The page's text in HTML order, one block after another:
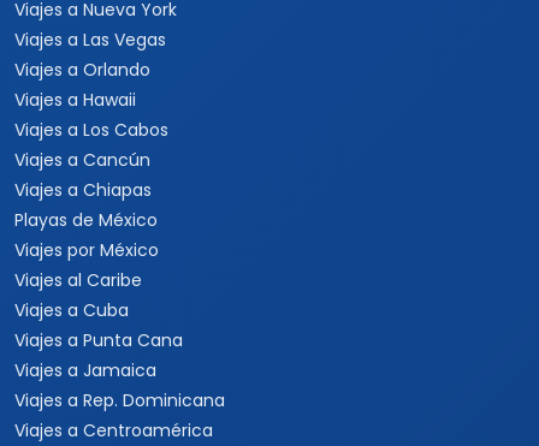
Viajes a Japón y Corea del
Sur
Viajes a Colombia
Viajes a Perú
Viajes a Sudamérica
Viajes a Estados Unidos
Viajes a Nueva York
Viajes a Las Vegas
Viajes a Orlando
Viajes a Hawaii
Viajes a Los Cabos
Viajes a Cancún
Viajes a Chiapas
Playas de México
Viajes por México